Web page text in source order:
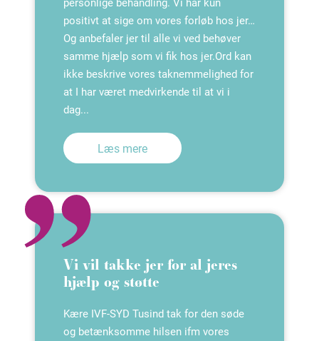
positivt at sige om vores forløb hos jer…️
Og anbefaler jer til alle vi ved behøver
samme hjælp som vi fik hos jer.Ord kan
ikke beskrive vores taknemmelighed for
at I har været medvirkende til at vi i
dag...
Læs mere
Vi vil takke jer for al jeres
hjælp og støtte
Kære IVF-SYD Tusind tak for den søde
og betænksomme hilsen ifm vores